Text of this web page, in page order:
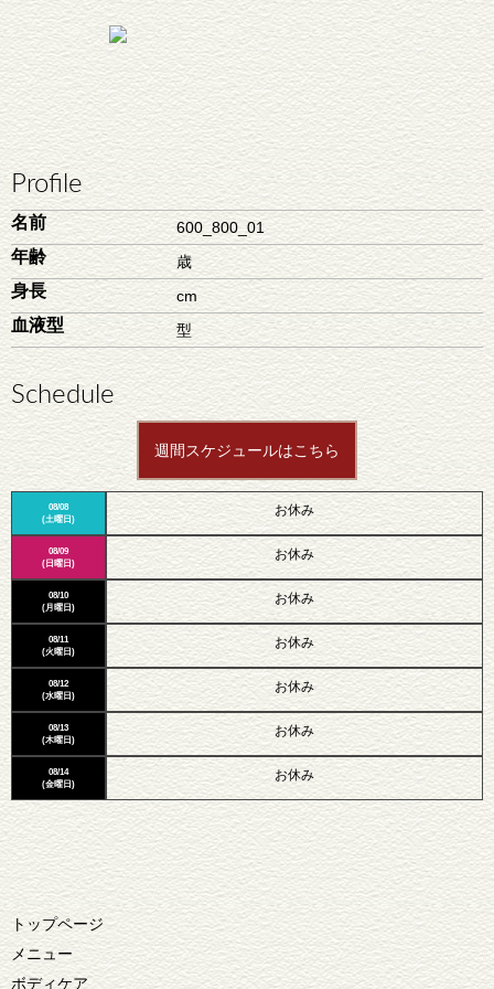
Profile
名前 600_800_01
年齢 歳
身長 cm
血液型 型
Schedule
週間スケジュールはこちら
08/08
(土曜日)
08/09
(日曜日)
08/10
(月曜日)
08/11
(火曜日)
08/12
(水曜日)
08/13
(木曜日)
08/14
(金曜日)
お休み
お休み
お休み
お休み
お休み
お休み
お休み
トップページ
メニュー
ボディケア